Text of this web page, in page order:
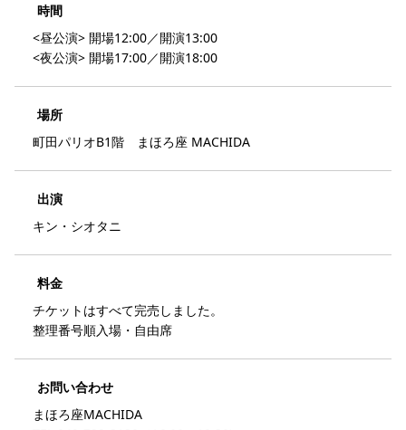
時間
<昼公演> 開場12:00／開演13:00
<夜公演> 開場17:00／開演18:00
場所
町田パリオB1階 まほろ座 MACHIDA
出演
キン・シオタニ
料金
チケットはすべて完売しました。
整理番号順入場・自由席
お問い合わせ
まほろ座MACHIDA